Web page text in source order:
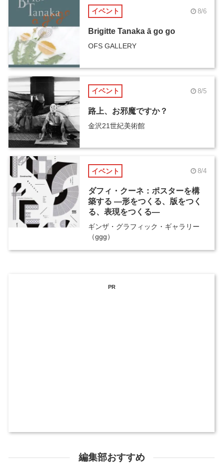
イベント 8/6
Brigitte Tanaka ā go go
OFS GALLERY
イベント 8/5
路上、お邪魔ですか？
金沢21世紀美術館
イベント 8/4
ダフィ・クーネ：ポスターを構
築する ―形をつくる、版をつく
る、表現をつくる―
ギンザ・グラフィック・ギャラリー
（ggg）
PR
編集部おすすめ